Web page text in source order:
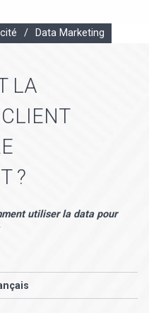
/ Data Marketing
LA
?
utiliser la data pour